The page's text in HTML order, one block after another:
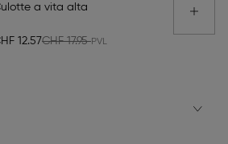
a vita alta
12.57CHF 17.95